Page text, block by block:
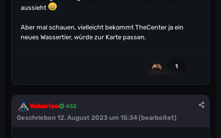
aussieht
Aber mal schauen, vielleicht bekommt TheCenter ja ein
neues Wassertier, würde zur Karte passen.
1
Vakarian 452
Geschrieben 12. August 2023 um 15:34 (bearbeitet)